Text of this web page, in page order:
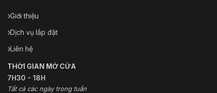
Giới thiệu
Dịch vụ lắp đặt
Liên hệ
THỜI GIAN MỞ CỬA
7H30 - 18H
Tất cả các ngày trong tuần